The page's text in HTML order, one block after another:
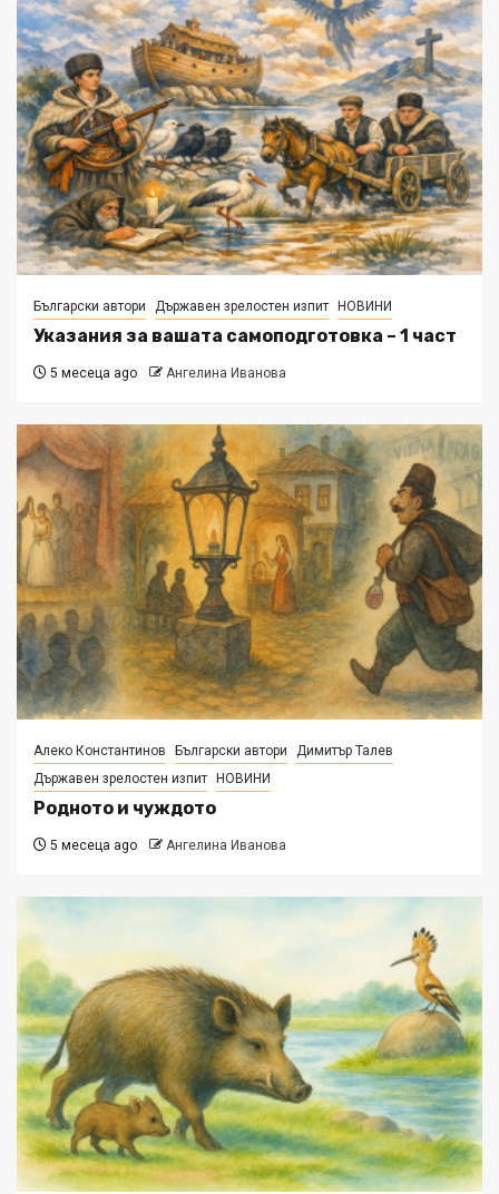
Български автори Държавен зрелостен изпит НОВИНИ
Указания за вашата самоподготовка – 1 част
5 месеца ago Ангелина Иванова
Алеко Константинов Български автори
Димитър Талев
Държавен зрелостен изпит НОВИНИ
Родното и чуждото
5 месеца ago Ангелина Иванова